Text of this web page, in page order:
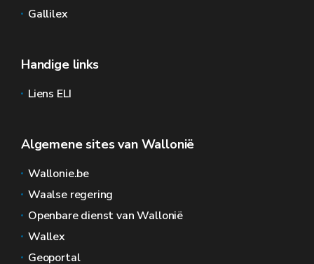
Gallilex
Handige links
Liens ELI
Algemene sites van Wallonië
Wallonie.be
Waalse regering
Openbare dienst van Wallonië
Wallex
Geoportal